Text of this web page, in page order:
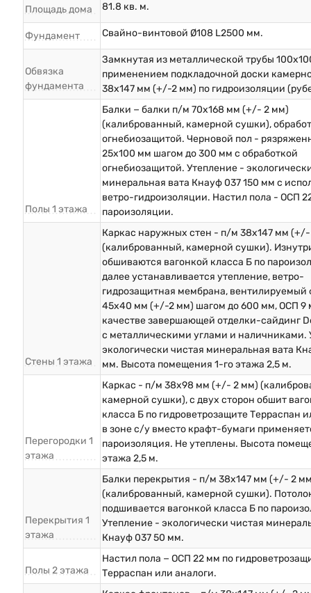
Площадь дома 81.8 кв. м.
Фундамент Свайно-винтовой Ø108 L2500 мм.
Обвязка
фундамента
Замкнутая из металлической трубы
применением подкладочной доски
38х147 мм (+/-2 мм) по гидроизоляции
Полы 1 этажа
Балки − балки п/м 70х168 мм (+/- 2 мм)
(калиброванный, камерной сушки),
огнебиозащитой. Черновой пол -
25х100 мм шагом до 300 мм с обработкой
огнебиозащитой. Утепление -
минеральная вата Кнауф 037 150 мм с
ветро-гидроизоляции. Настил пола - ОСП
пароизоляции.
Стены 1 этажа
Каркас наружных стен - п/м 38х147 мм
(калиброванный, камерной сушки).
обшиваются вагонкой класса Б по
далее устанавливается утепление, ветро-
гидрозащитная мембрана,
45х40 мм (+/-2 мм) шагом до 600 мм, ОСП 9
качестве завершающей отделки-сайдинг
с металлическими углами и наличниками.
экологически чистая минеральная вата
мм. Высота помещения 1-го этажа 2,5 м.
Перегородки 1
этажа
Каркас - п/м 38х98 мм (+/- 2 мм)
камерной сушки), с двух сторон обшит
класса Б по гидроветрозащите Терраспан
в зоне с/у вместо крафт-бумаги
пароизоляция. Не утеплены. Высота
этажа 2,5 м.
Перекрытия 1
этажа
Балки перекрытия - п/м 38х147 мм (+/- 2
(калиброванный, камерной сушки).
подшивается вагонкой класса Б по
Утепление - экологически чистая
Кнауф 037 50 мм.
Полы 2 этажа
Настил пола − ОСП 22 мм по
Терраспан или аналоги.